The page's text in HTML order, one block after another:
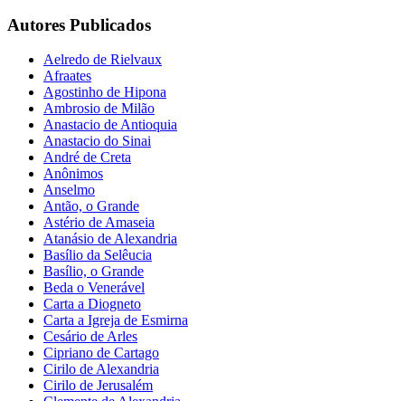
Autores Publicados
Aelredo de Rielvaux
Afraates
Agostinho de Hipona
Ambrosio de Milão
Anastacio de Antioquia
Anastacio do Sinai
André de Creta
Anônimos
Anselmo
Antão, o Grande
Astério de Amaseia
Atanásio de Alexandria
Basílio da Selêucia
Basílio, o Grande
Beda o Venerável
Carta a Diogneto
Carta a Igreja de Esmirna
Cesário de Arles
Cipriano de Cartago
Cirilo de Alexandria
Cirilo de Jerusalém